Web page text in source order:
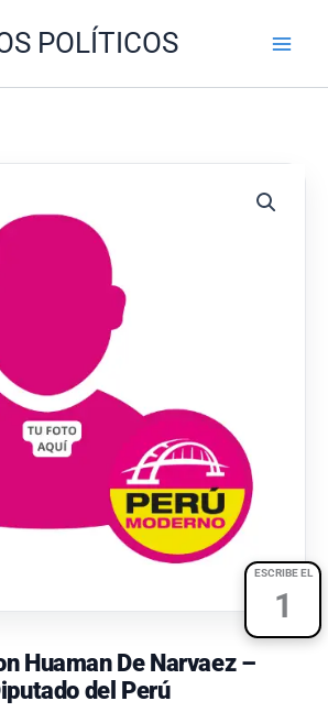
POLÍTICOS
ESCRIBE EL
1
Huaman De Narvaez –
del Perú